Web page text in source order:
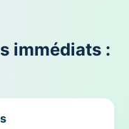
immédiats :